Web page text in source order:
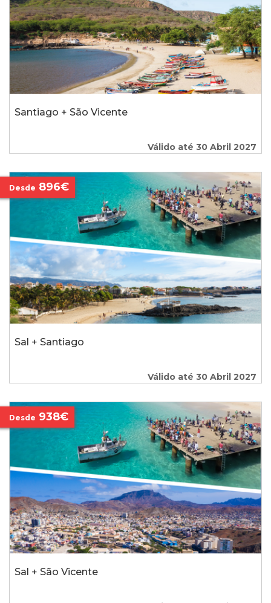
Santiago + São Vicente
Válido até 30 Abril 2027
Sal + Santiago
Válido até 30 Abril 2027
Desde 896€
Sal + São Vicente
Desde 938€